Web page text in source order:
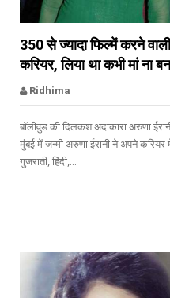

350 से ज्यादा फिल्में करने
करियर, लिया था कभी मां ना
Ridhima
बॉलीवुड की दिलकश अदाकारा अरुणा
मुंबई में जन्मी अरुणा ईरानी ने अपने
गुजराती, हिंदी,...
bollywood celebs